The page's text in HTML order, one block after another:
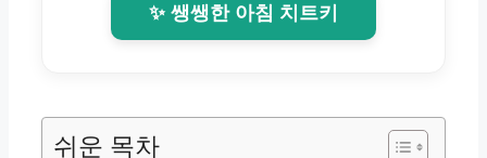
✨ 쌩쌩한 아침 치트키
쉬운 목차